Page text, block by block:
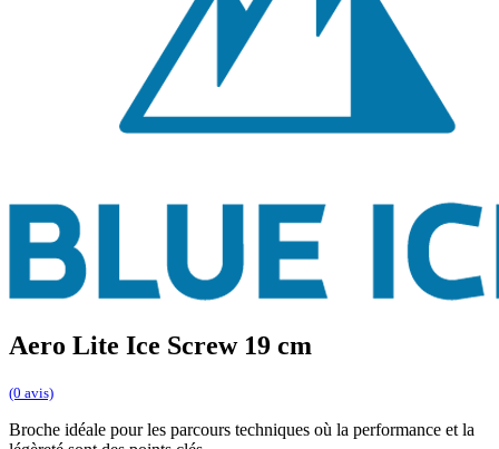
Aero Lite Ice Screw 19 cm
(0 avis)
Broche idéale pour les parcours techniques où la performance et la